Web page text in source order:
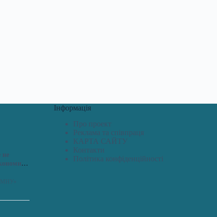
не
Інформація
Про проект
Реклама та співпраця
КАРТА САЙТУ
Контакти
Політика конфіденційності